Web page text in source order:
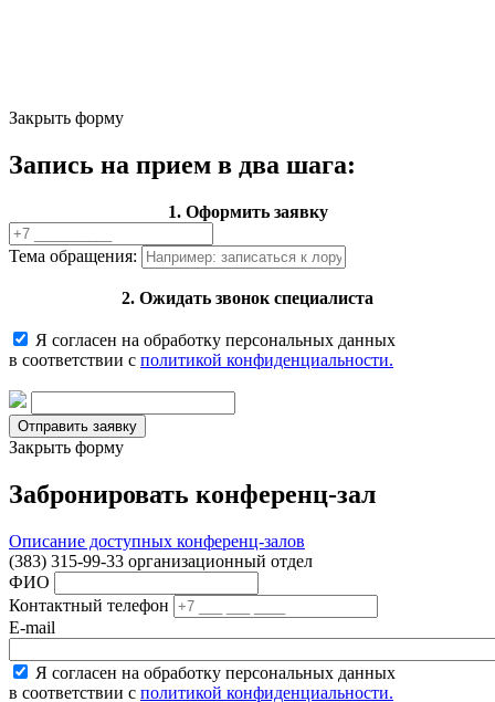
Закрыть форму
Запись на прием в два шага:
1. Оформить заявку
Тема обращения:
2. Ожидать звонок специалиста
Я согласен на обработку персональных данных
в соответствии с политикой конфиденциальности.
Закрыть форму
Забронировать конференц-зал
Описание доступных конференц-залов
(383) 315-99-33 организационный отдел
ФИО
Контактный телефон
E-mail
Я согласен на обработку персональных данных
в соответствии с политикой конфиденциальности.